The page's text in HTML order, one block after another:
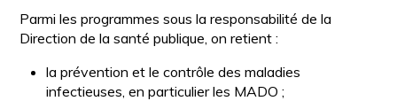
Parmi les programmes sous la responsabilité de la
Direction de la santé publique, on retient :
la prévention et le contrôle des maladies
infectieuses, en particulier les MADO ;